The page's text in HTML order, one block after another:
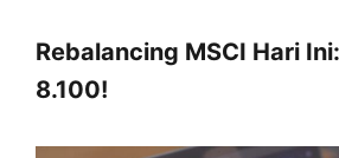
Rebalancing MSCI Hari
8.100!